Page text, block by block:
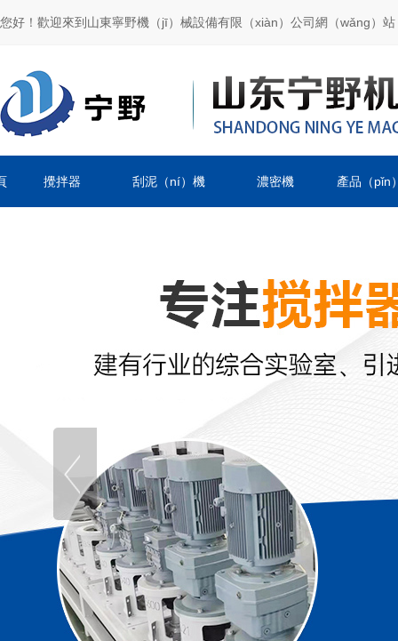
您好！歡迎來到山東寧野機（jī）械設備有限（xiàn）公司網（wǎng）站
攪拌器 刮泥（ní）機 濃密機 產品（pǐn